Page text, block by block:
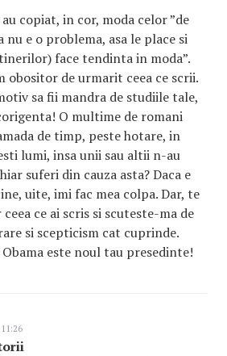
copiat, in cor, moda celor ”de
nu e o problema, asa le place si
face tendinta in moda”.
obositor de urmarit ceea ce scrii.
sa fii mandra de studiile tale,
O multime de romani
de timp, peste hotare, in
lumi, insa unii sau altii n-au
suferi din cauza asta? Daca e
uite, imi fac mea colpa. Dar, te
ce ai scris si scuteste-ma de
si scepticism cat cuprinde.
Obama este noul tau presedinte!